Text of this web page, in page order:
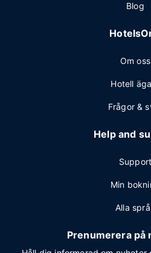
Blog
Om oss
Hotell
Frågor &
Help and
Support
Min
Alla
Prenumerera på